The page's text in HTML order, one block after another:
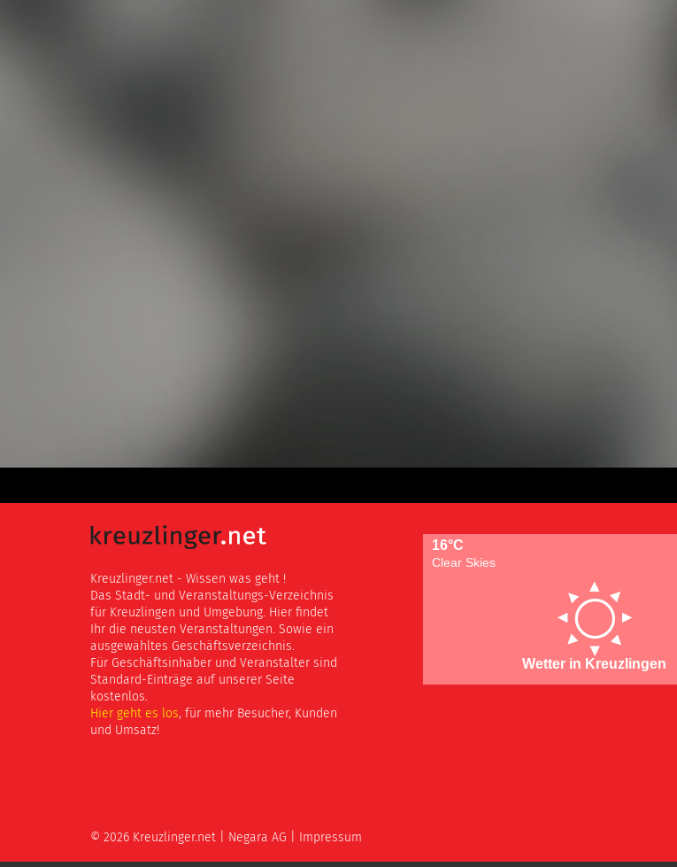
Kreuzlinger.net - Wissen was geht !
Das Stadt- und Veranstaltungs-Verzeichnis
für Kreuzlingen und Umgebung. Hier findet
Ihr die neusten Veranstaltungen. Sowie ein
ausgewähltes Geschäftsverzeichnis.
Für Geschäftsinhaber und Veranstalter sind
Standard-Einträge auf unserer Seite
kostenlos.
Hier geht es los, für mehr Besucher, Kunden
und Umsatz!
16°C
Clear Skies
Wetter in Kreuzlingen
© 2026 Kreuzlinger.net | Negara AG Impressum